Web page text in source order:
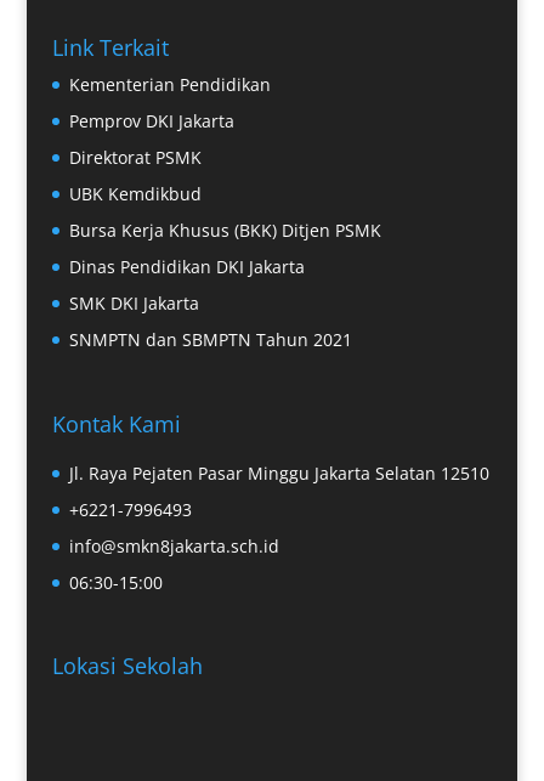
Link Terkait
Kementerian Pendidikan
Pemprov DKI Jakarta
Direktorat PSMK
UBK Kemdikbud
Bursa Kerja Khusus (BKK) Ditjen PSMK
Dinas Pendidikan DKI Jakarta
SMK DKI Jakarta
SNMPTN dan SBMPTN Tahun 2021
Kontak Kami
Jl. Raya Pejaten Pasar Minggu Jakarta Selatan 12510
+6221-7996493
info@smkn8jakarta.sch.id
06:30-15:00
Lokasi Sekolah